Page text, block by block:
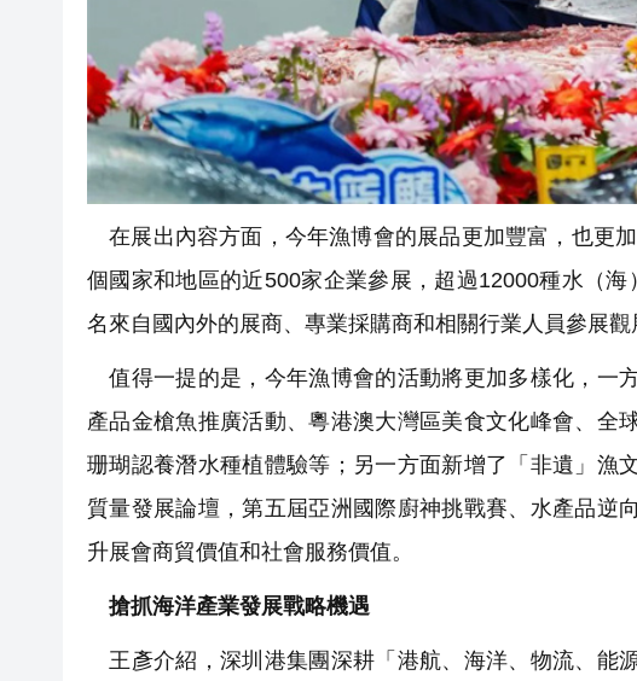
在展出內容方面，今年漁博會的展品更加豐富，也更
個國家和地區的近500家企業參展，超過12000種水（
名來自國內外的展商、專業採購商和相關行業人員參展觀
值得一提的是，今年漁博會的活動將更加多樣化，一
產品金槍魚推廣活動、粵港澳大灣區美食文化峰會、全
珊瑚認養潛水種植體驗等；另一方面新增了「非遺」漁
質量發展論壇，第五屆亞洲國際廚神挑戰賽、水產品逆
升展會商貿價值和社會服務價值。
搶抓海洋產業發展戰略機遇
王彥介紹，深圳港集團深耕「港航、海洋、物流、能